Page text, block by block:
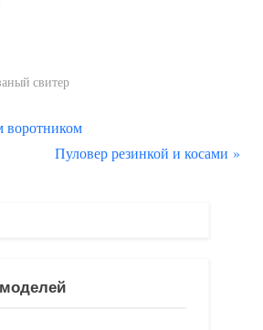
свитер
воротником
С
ю
Пуловер резинкой и косами